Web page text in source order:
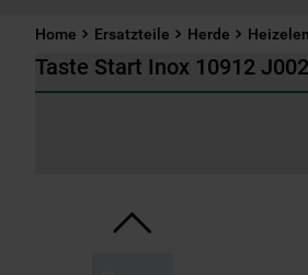
Home Ersatzteile Herde
Taste Start Inox 10912